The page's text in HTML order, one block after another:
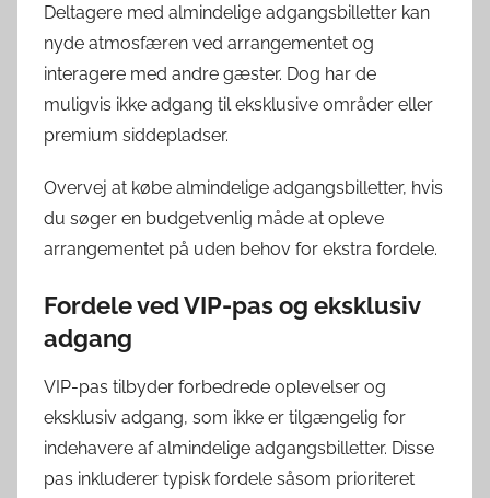
Deltagere med almindelige adgangsbilletter kan
nyde atmosfæren ved arrangementet og
interagere med andre gæster. Dog har de
muligvis ikke adgang til eksklusive områder eller
premium siddepladser.
Overvej at købe almindelige adgangsbilletter, hvis
du søger en budgetvenlig måde at opleve
arrangementet på uden behov for ekstra fordele.
Fordele ved VIP-pas og eksklusiv
adgang
VIP-pas tilbyder forbedrede oplevelser og
eksklusiv adgang, som ikke er tilgængelig for
indehavere af almindelige adgangsbilletter. Disse
pas inkluderer typisk fordele såsom prioriteret